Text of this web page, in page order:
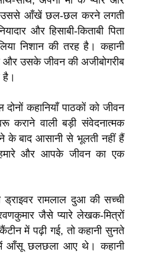
उससे आँखें छल-छल करने लगती
और हिसाबी-किताबी पिता
निशान की तरह है। कहानी
उसके जीवन की अजीबोगरीब
है।
कहानियाँ पाठकों को जीवन
कराने वाली बड़ी संवेदनात्मक
के बाद आसानी से भूलती नहीं हैं
और आपके जीवन का एक
रामलाल दुआ की सच्ची
जैसे प्यारे लेखक-मित्रों
में पढ़ी गई, तो कहानी सुनते
में आँसू छलछला आए थे। कहानी